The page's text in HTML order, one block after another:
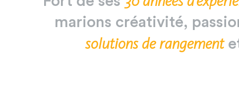
marions créativité,
solutions de rangement